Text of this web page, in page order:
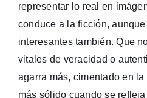
representar lo real en
conduce a la ficción,
interesantes también. Que
vitales de veracidad o
agarra más, cimentado en
más sólido cuando se